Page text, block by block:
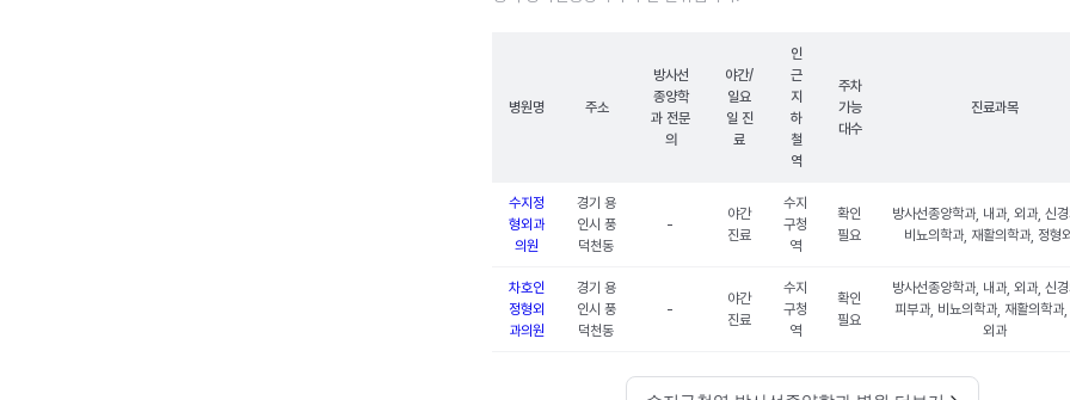
병원명 주소
방사선
종양학
과 전문
의
야간/
일요
일 진
료
인
근
지
하
철
역
주차
가능
대수
진료과목
수지정
형외과
의원
경기 용
인시 풍
덕천동
-
야간
진료
수지
구청
역
확인
필요
방사선종양학과, 내과, 외과, 신경
비뇨의학과, 재활의학과, 정형
차호인
정형외
과의원
경기 용
인시 풍
덕천동
-
야간
진료
수지
구청
역
확인
필요
방사선종양학과, 내과, 외과, 신경
피부과, 비뇨의학과, 재활의학과,
외과